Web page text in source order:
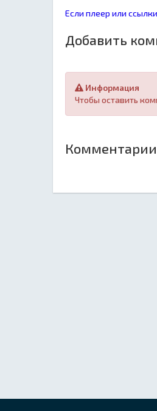
Если плеер или
Добавить
Информация
Чтобы оставить